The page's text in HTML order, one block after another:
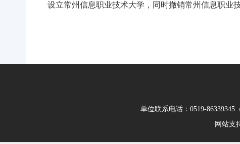
设立常州信息职业技术大学，同时撤销常州信息职业
单位联系电话：0519-86339345
网站支